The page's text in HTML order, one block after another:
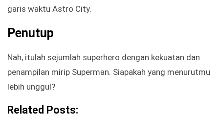
garis waktu Astro City.
Penutup
Nah, itulah sejumlah superhero dengan kekuatan dan
penampilan mirip Superman. Siapakah yang menurutmu
lebih unggul?
Related Posts: